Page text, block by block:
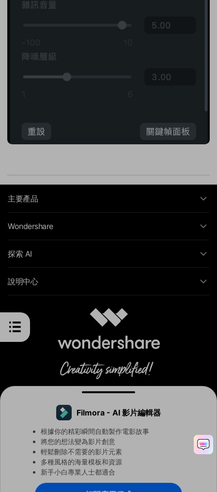
主要產品
Wondershare
探索 AI
說明中心
條款與細則 隱私權 Cookie 偏好設定
解除安裝
© 2026Wondershare 版權所有。
Chinese Traditional - 繁體中文
Filmora - AI 影片編輯器
根據你的精彩瞬間自動製作電影故事
將您的想法變為影片創意
輕鬆刪除不需要的影片元素
多種風格的海量模板和資源
新手小白專業人士都適合